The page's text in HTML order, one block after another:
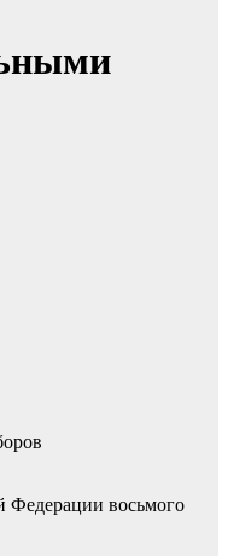
Федерации восьмого